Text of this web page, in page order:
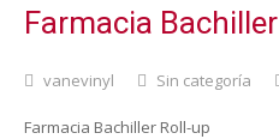
Farmacia Bachiller
vanevinyl Sin categoría
Farmacia Bachiller Roll-up